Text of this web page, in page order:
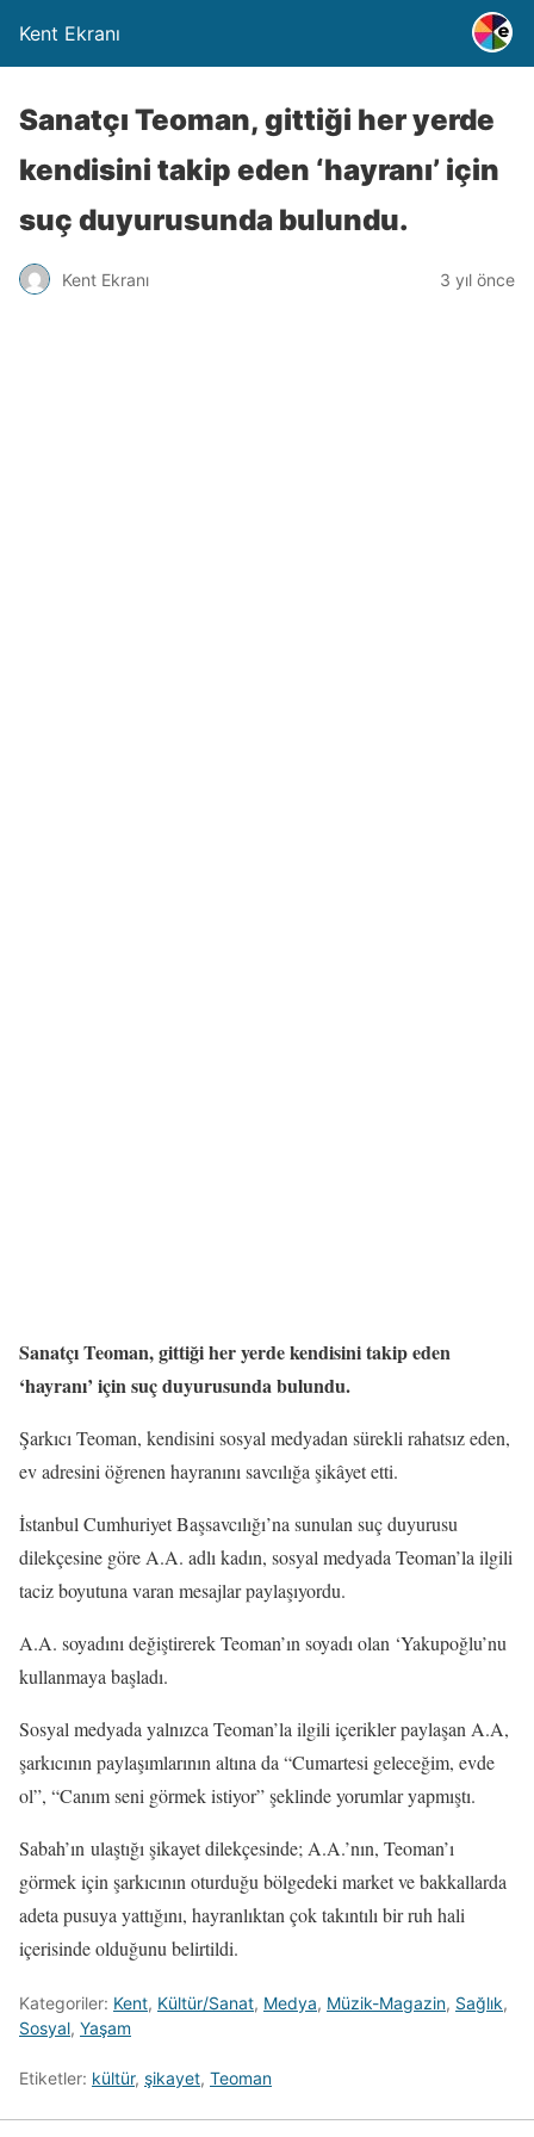
Kent Ekranı
Sanatçı Teoman, gittiği her yerde
kendisini takip eden ‘hayranı’ için
suç duyurusunda bulundu.
Kent Ekranı 3 yıl önce
Sanatçı Teoman, gittiği her yerde kendisini takip eden
‘hayranı’ için suç duyurusunda bulundu.
Şarkıcı Teoman, kendisini sosyal medyadan sürekli rahatsız eden,
ev adresini öğrenen hayranını savcılığa şikâyet etti.
İstanbul Cumhuriyet Başsavcılığı’na sunulan suç duyurusu
dilekçesine göre A.A. adlı kadın, sosyal medyada Teoman’la ilgili
taciz boyutuna varan mesajlar paylaşıyordu.
A.A. soyadını değiştirerek Teoman’ın soyadı olan ‘Yakupoğlu’nu
kullanmaya başladı.
Sosyal medyada yalnızca Teoman’la ilgili içerikler paylaşan A.A,
şarkıcının paylaşımlarının altına da “Cumartesi geleceğim, evde
ol”, “Canım seni görmek istiyor” şeklinde yorumlar yapmıştı.
Sabah’ın ulaştığı şikayet dilekçesinde; A.A.’nın, Teoman’ı
görmek için şarkıcının oturduğu bölgedeki market ve bakkallarda
adeta pusuya yattığını, hayranlıktan çok takıntılı bir ruh hali
içerisinde olduğunu belirtildi.
Kategoriler: Kent, Kültür/Sanat, Medya, Müzik-Magazin, Sağlık,
Sosyal, Yaşam
Etiketler: kültür, şikayet, Teoman